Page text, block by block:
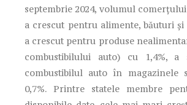
septembrie 2024, volumul
a crescut pentru alimente, băuturi și
a crescut pentru produse
combustibilului auto) cu 1,4%, a
combustibilul auto în magazinele
0,7%. Printre statele membre